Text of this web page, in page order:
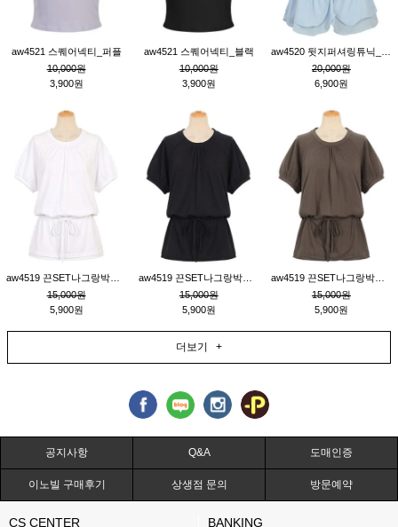
aw4521 스퀘어넥티_퍼플
10,000원
3,900원
aw4521 스퀘어넥티_블랙
10,000원
3,900원
20,000원
6,900원
15,000원
5,900원
15,000원
5,900원
15,000원
5,900원
더보기 +
공지사항 Q&A 도매인증
이노빌 구매후기 상생점 문의 방문예약
CS CENTER BANKING